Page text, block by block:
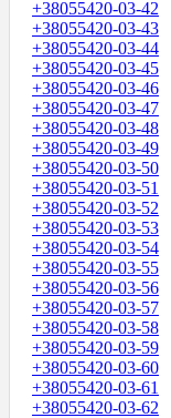
+38055420-03-42
+38055420-03-43
+38055420-03-44
+38055420-03-45
+38055420-03-46
+38055420-03-47
+38055420-03-48
+38055420-03-49
+38055420-03-50
+38055420-03-51
+38055420-03-52
+38055420-03-53
+38055420-03-54
+38055420-03-55
+38055420-03-56
+38055420-03-57
+38055420-03-58
+38055420-03-59
+38055420-03-60
+38055420-03-61
+38055420-03-62